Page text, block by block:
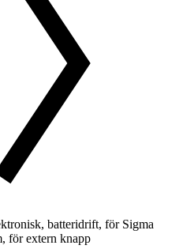
batteridrift, för Sigma
för extern knapp